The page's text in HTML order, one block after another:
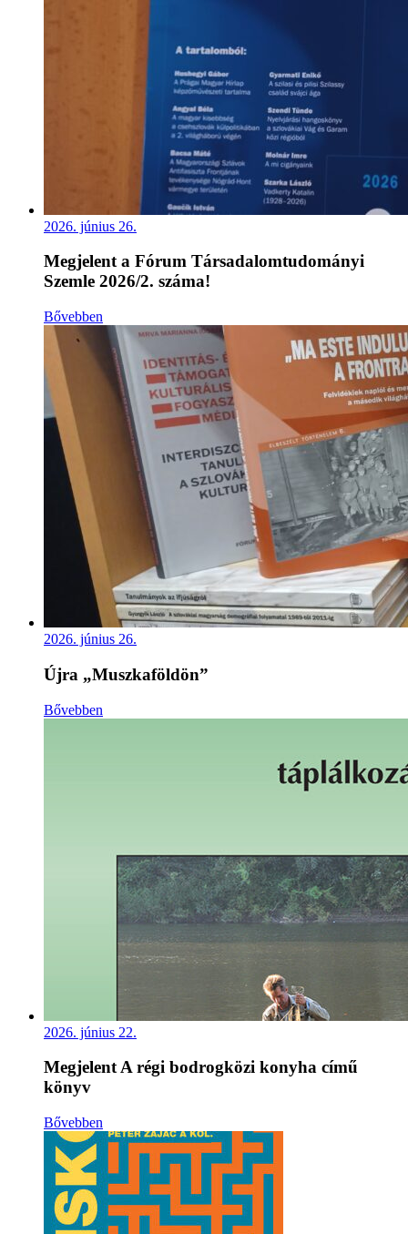
2026. június 26.
Megjelent a Fórum Társadalomtudományi
Szemle 2026/2. száma!
Bővebben
2026. június 26.
Újra „Muszkaföldön”
Bővebben
2026. június 22.
Megjelent A régi bodrogközi konyha című
könyv
Bővebben